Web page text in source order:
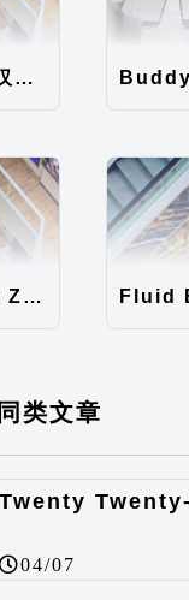
Squared主题汉化包
Undistracted Zen主题汉化包
同类文章
04/07